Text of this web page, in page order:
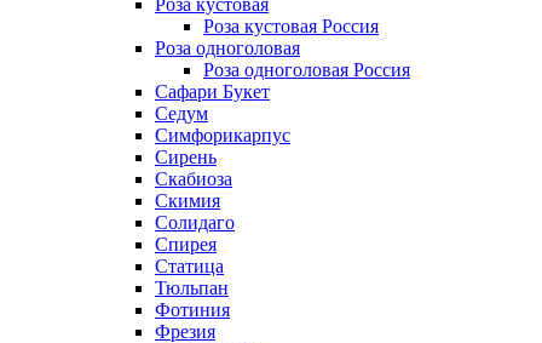
Роза кустовая
Роза кустовая Россия
Роза одноголовая
Роза одноголовая Россия
Сафари Букет
Седум
Симфорикарпус
Сирень
Скабиоза
Скимия
Солидаго
Спирея
Статица
Тюльпан
Фотиния
Фрезия